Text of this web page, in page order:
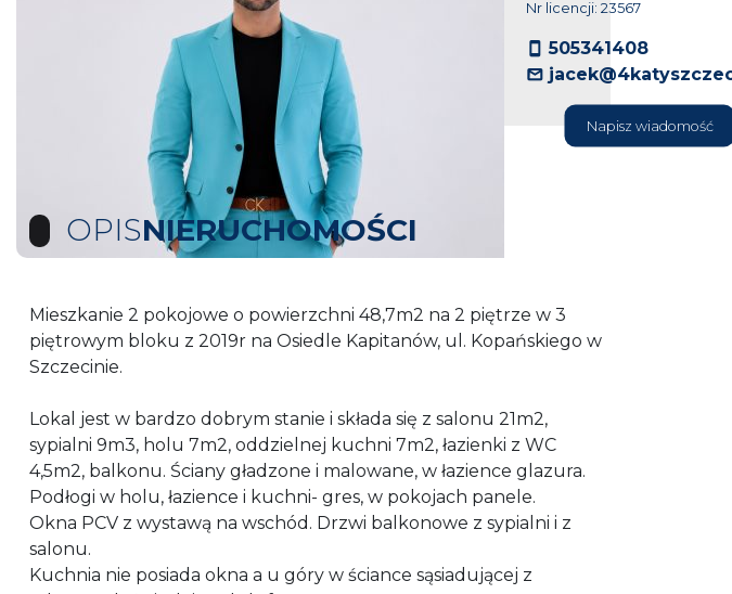
Nr licencji: 23567
505341408
Napisz wiadomość
OPISNIERUCHOMOŚCI
Mieszkanie 2 pokojowe o powierzchni 48,7m2 na 2 piętrze w 3
piętrowym bloku z 2019r na Osiedle Kapitanów, ul. Kopańskiego w
Szczecinie.
Lokal jest w bardzo dobrym stanie i składa się z salonu 21m2,
sypialni 9m3, holu 7m2, oddzielnej kuchni 7m2, łazienki z WC
4,5m2, balkonu. Ściany gładzone i malowane, w łazience glazura.
Podłogi w holu, łazience i kuchni- gres, w pokojach panele.
Okna PCV z wystawą na wschód. Drzwi balkonowe z sypialni i z
salonu.
Kuchnia nie posiada okna a u góry w ściance sąsiadującej z